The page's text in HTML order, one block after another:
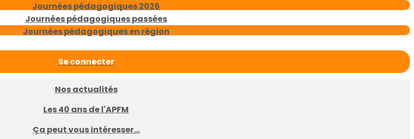
Journées pédagogiques 2026
Journées pédagogiques passées
Journées pédagogiques en région
Se connecter
Nos actualités
Les 40 ans de l'APFM
Ça peut vous intéresser...